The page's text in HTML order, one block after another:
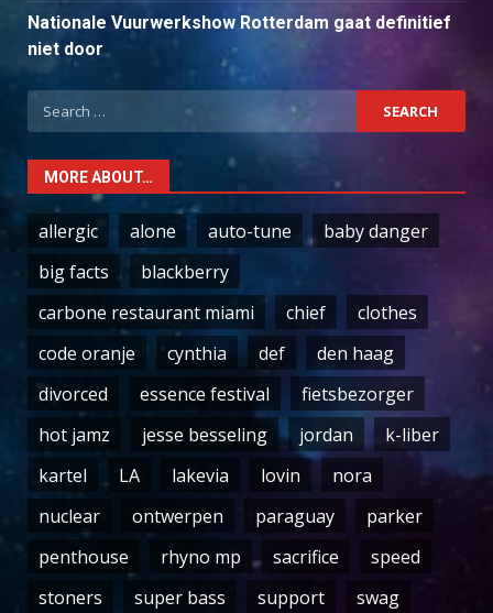
Nationale Vuurwerkshow Rotterdam gaat definitief
niet door
Search
for:
MORE ABOUT…
allergic alone auto-tune
baby danger
big facts
blackberry
carbone restaurant miami
chief
clothes
code oranje
cynthia def
den haag
divorced
essence festival
fietsbezorger
hot jamz
jesse besseling jordan
k-liber
kartel
LA lakevia lovin
nora
nuclear
ontwerpen paraguay
parker
penthouse
rhyno mp sacrifice
speed
stoners
super bass support swag